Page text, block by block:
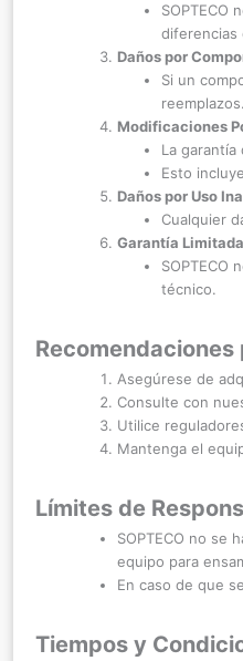
SOPTECO
diferencias
Daños por
Si un
reemplazos.
Modificaciones
La
Esto
Daños por Uso
Cualquier
Garantía
técnico.
Recomendaciones
Asegúrese de
Consulte con
Utilice
Mantenga el
Límites de
SOPTECO no se
equipo para
En caso de que
Tiempos y